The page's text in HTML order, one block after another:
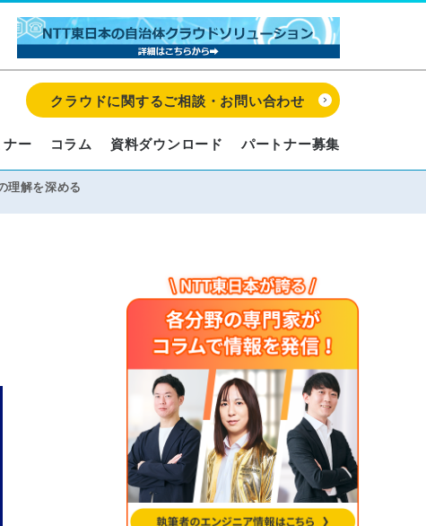
ナー コラム 資料ダウンロード パートナー募集
クラウドに関するご相談・お問い合わせ
理解を深める